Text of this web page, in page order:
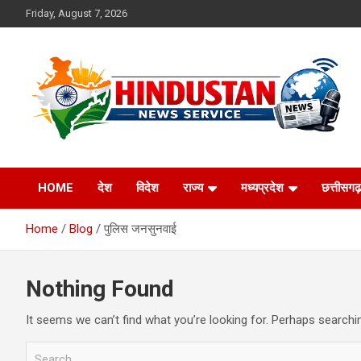
to
Friday, August 7, 2026
Hindustan News
Service
HOME देश विदेश राज्य मध्यप्रदेश छत्तीसगढ़
Home Blog पुलिस जनसुनवाई
Nothing Found
It seems we can’t find what you’re looking for. Perhaps